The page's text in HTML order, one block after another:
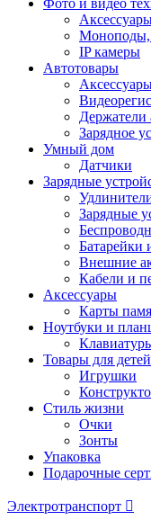
Фото и видео
Моноподы,
IP камеры
Автотовары
Держатели
Зарядное
Умный дом
Датчики
Зарядные
Зарядные
Батарейки
Внешние
Кабели и
Аксессуары
Карты
Ноутбуки и
Товары для детей
Игрушки
Стиль жизни
Очки
Зонты
Упаковка
Подарочные
Электротранспорт